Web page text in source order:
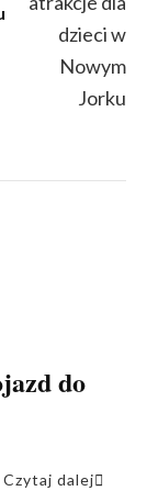
do
Czytaj dalej